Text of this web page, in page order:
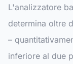
L'analizzatore
determina oltre
–
inferiore al due